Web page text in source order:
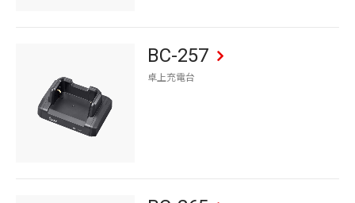
BC-257
卓上充電台